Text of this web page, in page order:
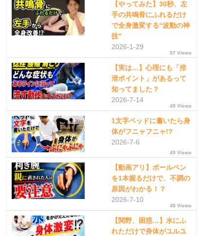
【やってみた】30秒、左
手の共鳴骨にふれるだけ
で全身激変する“波動の神
技”
2026-1-29
57 Views
【実は…】心理にも「排
泄ポイント」があるって
知ってました？
2026-7-14
49 Views
1文字ベッドに書いたら身
体がフニャフニャ!?
2026-7-6
49 Views
【動画アリ】ボールペン
を1本握るだけで、不調の
原因がわかる！？
2026-7-10
45 Views
【関野、困惑…】水にふ
れただけで身体がユルユ